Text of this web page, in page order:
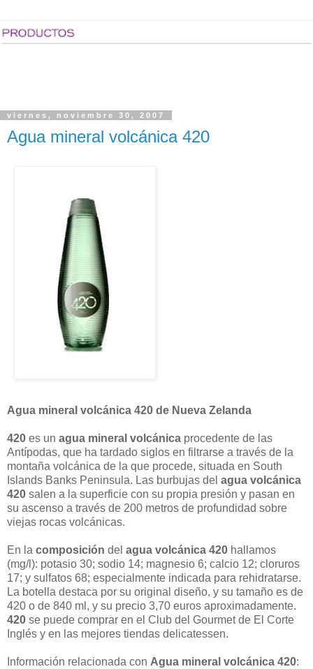
viernes, noviembre 30, 2007
Agua mineral volcánica 420
Agua mineral volcánica 420 de Nueva Zelanda
420 es un agua mineral volcánica procedente de las
Antípodas, que ha tardado siglos en filtrarse a través de la
montaña volcánica de la que procede, situada en South
Islands Banks Peninsula. Las burbujas del agua volcánica
420 salen a la superficie con su propia presión y pasan en
su ascenso a través de 200 metros de profundidad sobre
viejas rocas volcánicas.
En la composición del agua volcánica 420 hallamos
(mg/l): potasio 30; sodio 14; magnesio 6; calcio 12; cloruros
17; y sulfatos 68; especialmente indicada para rehidratarse.
La botella destaca por su original diseño, y su tamaño es de
420 o de 840 ml, y su precio 3,70 euros aproximadamente.
420 se puede comprar en el Club del Gourmet de El Corte
Inglés y en las mejores tiendas delicatessen.
Información relacionada con Agua mineral volcánica 420: